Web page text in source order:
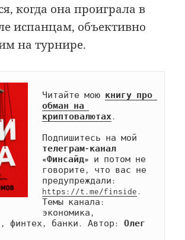
когда она проиграла в
испанцам, объективно
на турнире.
Читайте мою книгу про
обман на
криптовалютах .
телеграм-канал
«Финсайд» и потом не
говорите, что вас не
https://t.me/finside .
Темы канала:
экономика,
финтех, банки. Автор: Олег